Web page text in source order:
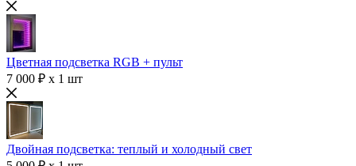
Цветная подсветка RGB + пульт
7 000 ₽ x 1 шт
Двойная подсветка: теплый и холодный свет